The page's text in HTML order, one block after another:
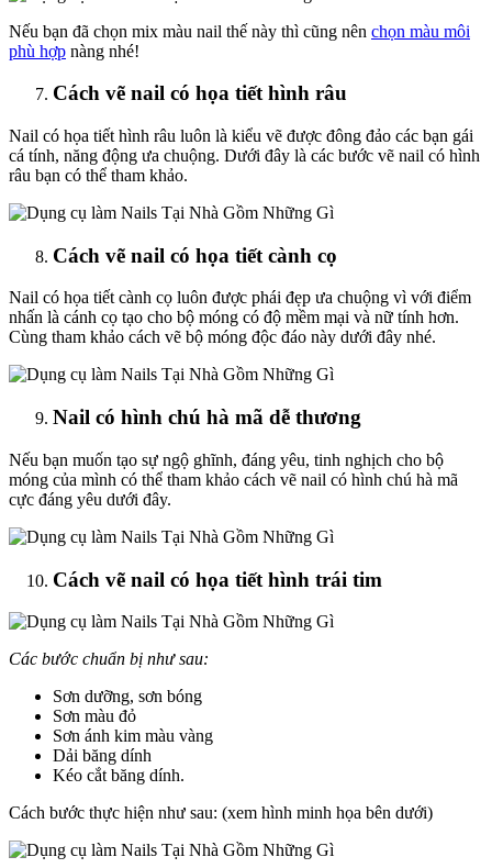
Nếu bạn đã chọn mix màu nail thế này thì cũng nên chọn màu môi
phù hợp nàng nhé!
Cách vẽ nail có họa tiết hình râu
Nail có họa tiết hình râu luôn là kiểu vẽ được đông đảo các bạn gái
cá tính, năng động ưa chuộng. Dưới đây là các bước vẽ nail có hình
râu bạn có thể tham khảo.
Cách vẽ nail có họa tiết cành cọ
Nail có họa tiết cành cọ luôn được phái đẹp ưa chuộng vì với điểm
nhấn là cánh cọ tạo cho bộ móng có độ mềm mại và nữ tính hơn.
Cùng tham khảo cách vẽ bộ móng độc đáo này dưới đây nhé.
Nail có hình chú hà mã dễ thương
Nếu bạn muốn tạo sự ngộ ghĩnh, đáng yêu, tinh nghịch cho bộ
móng của mình có thể tham khảo cách vẽ nail có hình chú hà mã
cực đáng yêu dưới đây.
Cách vẽ nail có họa tiết hình trái tim
Các bước chuẩn bị như sau:
Sơn dưỡng, sơn bóng
Sơn màu đỏ
Sơn ánh kim màu vàng
Dải băng dính
Kéo cắt băng dính.
Cách bước thực hiện như sau: (xem hình minh họa bên dưới)